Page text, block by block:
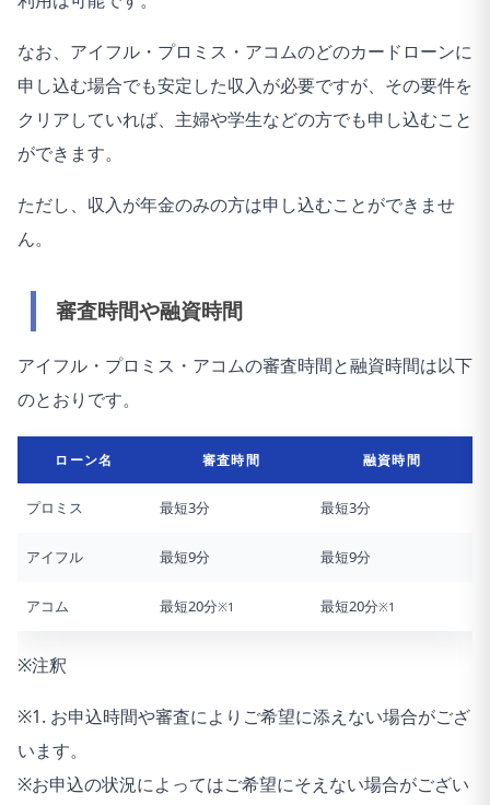
なお、アイフル・プロミス・アコムのどのカードローンに
申し込む場合でも安定した収入が必要ですが、その要件を
クリアしていれば、主婦や学生などの方でも申し込むこと
ができます。
ただし、収入が年金のみの方は申し込むことができませ
ん。
審査時間や融資時間
アイフル・プロミス・アコムの審査時間と融資時間は以下
のとおりです。
ローン名 審査時間 融資時間
プロミス 最短3分 最短3分
アイフル 最短9分 最短9分
アコム 最短20分※1 最短20分※1
※注釈
※1. お申込時間や審査によりご希望に添えない場合がござ
います。
※お申込の状況によってはご希望にそえない場合がござい